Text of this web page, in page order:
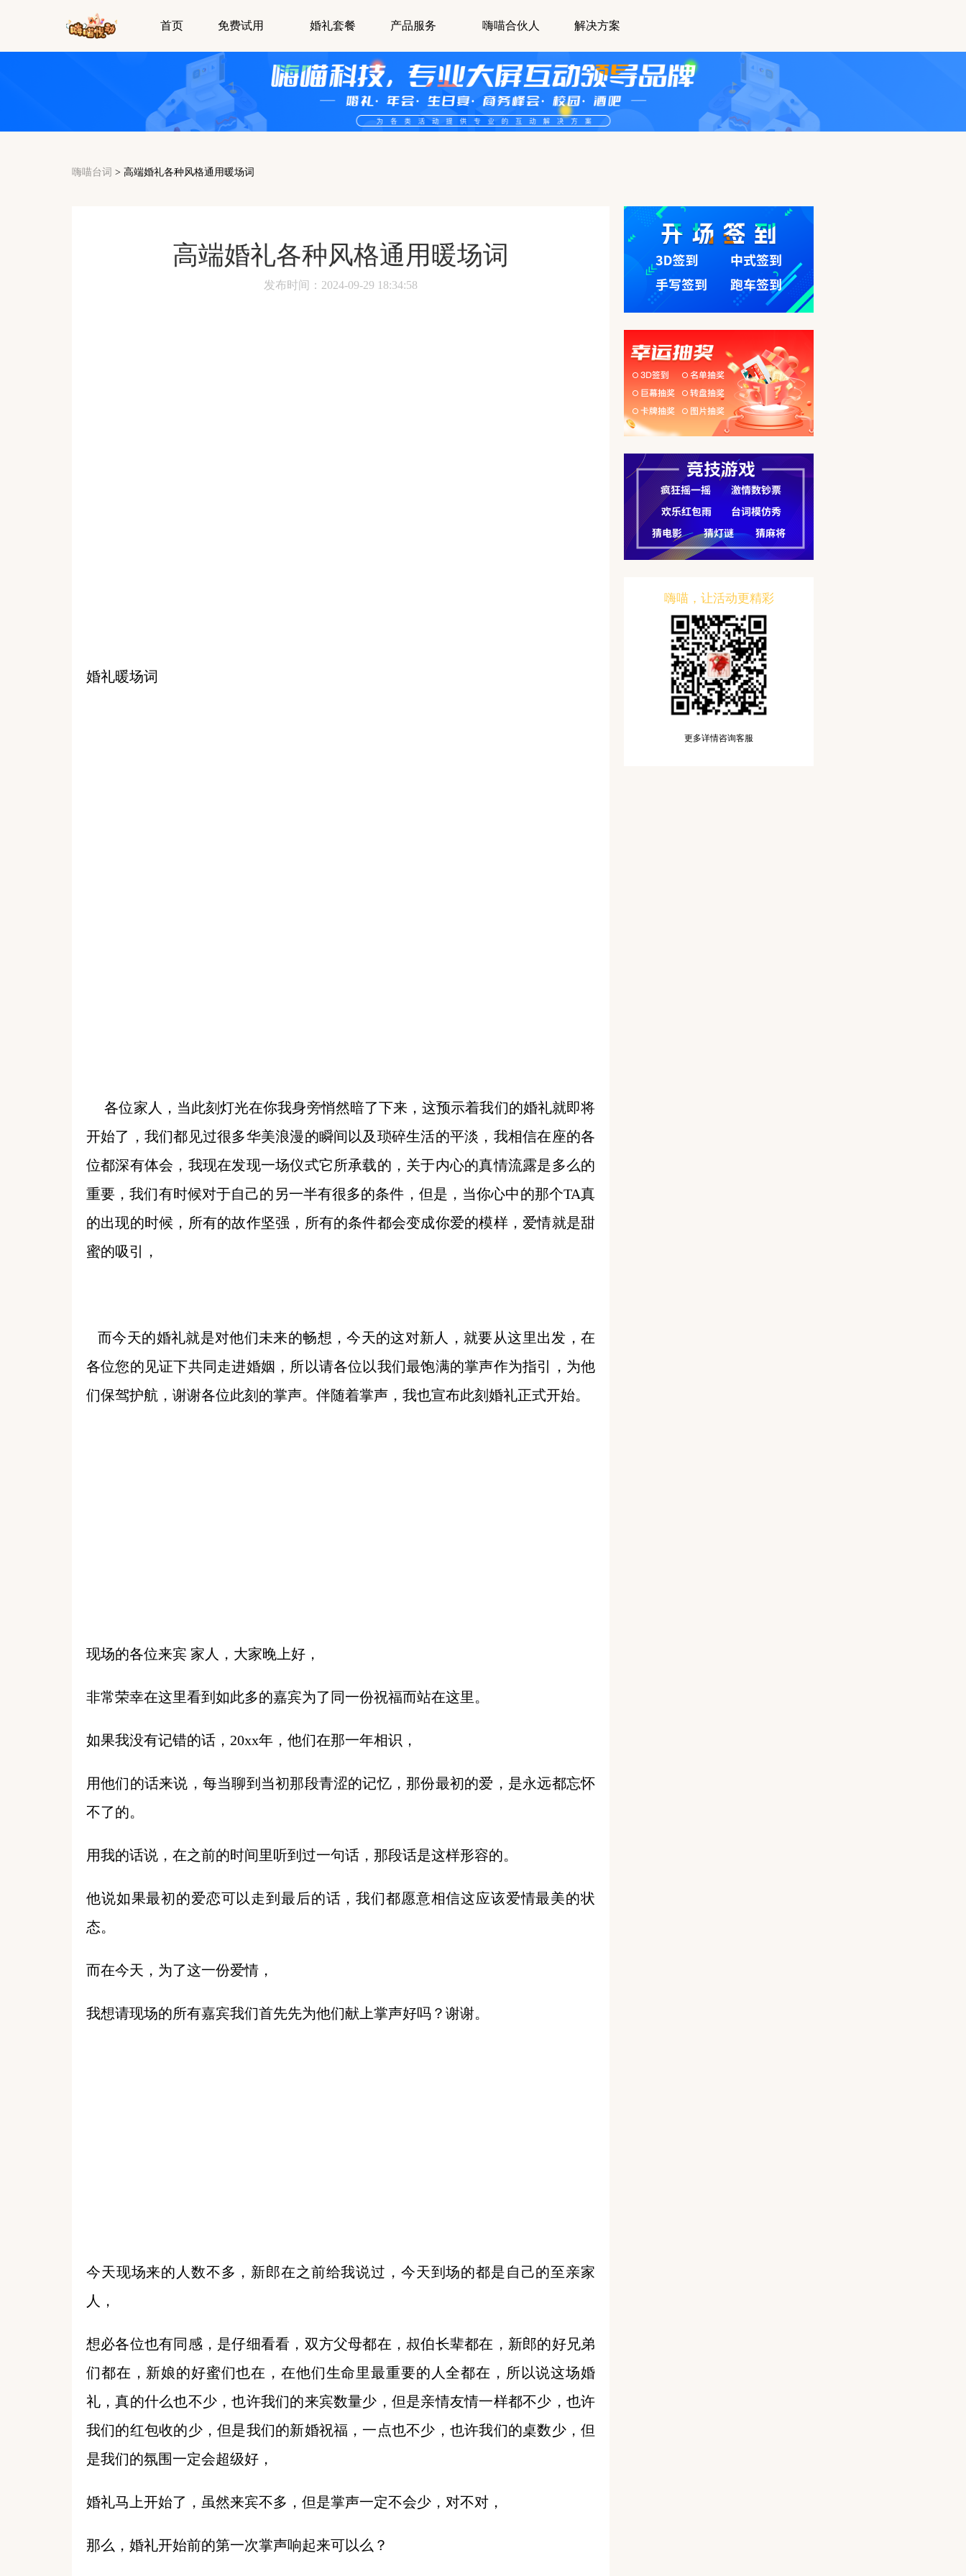
首页 免费试用 婚礼套餐 产品服务 嗨喵合伙人 解决方案
嗨喵台词 > 高端婚礼各种风格通用暖场词
高端婚礼各种风格通用暖场词
发布时间：2024-09-29 18:34:58
婚礼暖场词
各位家人，当此刻灯光在你我身旁悄然暗了下来，这预示着我们的婚礼就即将
开始了，我们都见过很多华美浪漫的瞬间以及琐碎生活的平淡，我相信在座的各
位都深有体会，我现在发现一场仪式它所承载的，关于内心的真情流露是多么的
重要，我们有时候对于自己的另一半有很多的条件，但是，当你心中的那个TA真
的出现的时候，所有的故作坚强，所有的条件都会变成你爱的模样，爱情就是甜
蜜的吸引，
而今天的婚礼就是对他们未来的畅想，今天的这对新人，就要从这里出发，在
各位您的见证下共同走进婚姻，所以请各位以我们最饱满的掌声作为指引，为他
们保驾护航，谢谢各位此刻的掌声。伴随着掌声，我也宣布此刻婚礼正式开始。
现场的各位来宾 家人，大家晚上好，
非常荣幸在这里看到如此多的嘉宾为了同一份祝福而站在这里。
如果我没有记错的话，20xx年，他们在那一年相识，
用他们的话来说，每当聊到当初那段青涩的记忆，那份最初的爱，是永远都忘怀
不了的。
用我的话说，在之前的时间里听到过一句话，那段话是这样形容的。
他说如果最初的爱恋可以走到最后的话，我们都愿意相信这应该爱情最美的状
态。
而在今天，为了这一份爱情，
我想请现场的所有嘉宾我们首先先为他们献上掌声好吗？谢谢。
今天现场来的人数不多，新郎在之前给我说过，今天到场的都是自己的至亲家
人，
想必各位也有同感，是仔细看看，双方父母都在，叔伯长辈都在，新郎的好兄弟
们都在，新娘的好蜜们也在，在他们生命里最重要的人全都在，所以说这场婚
礼，真的什么也不少，也许我们的来宾数量少，但是亲情友情一样都不少，也许
我们的红包收的少，但是我们的新婚祝福，一点也不少，也许我们的桌数少，但
是我们的氛围一定会超级好，
婚礼马上开始了，虽然来宾不多，但是掌声一定不会少，对不对，
那么，婚礼开始前的第一次掌声响起来可以么？
嗨喵，让活动更精彩
更多详情咨询客服